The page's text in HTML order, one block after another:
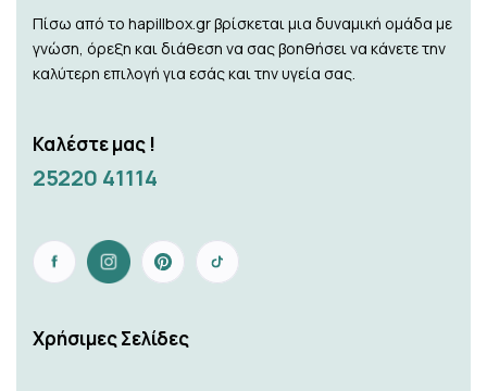
Πίσω από το hapillbox.gr βρίσκεται μια δυναμική ομάδα με
γνώση, όρεξη και διάθεση να σας βοηθήσει να κάνετε την
καλύτερη επιλογή για εσάς και την υγεία σας.
Καλέστε μας !
25220 41114
Xρήσιμες Σελίδες